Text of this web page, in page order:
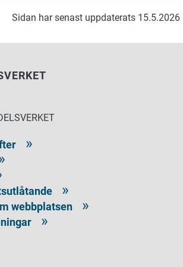
Sidan har senast uppdaterats 15.5.2026
webbplatsen